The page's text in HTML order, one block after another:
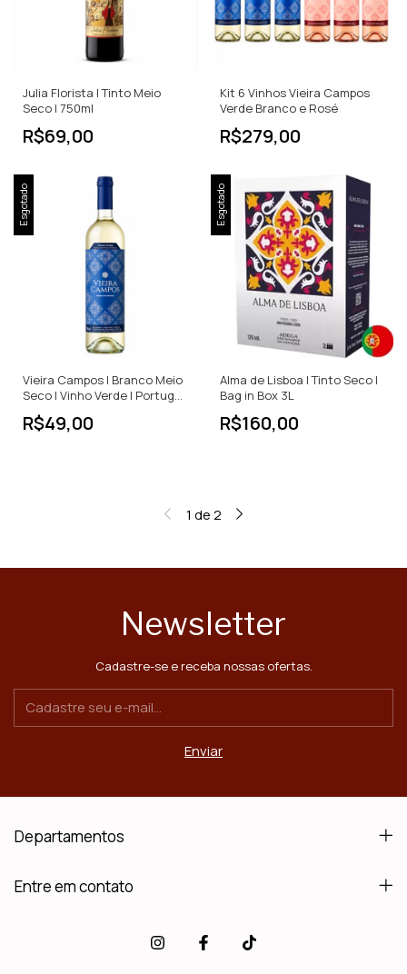
Julia Florista | Tinto Meio
Seco | 750ml
R$69,00
Kit 6 Vinhos Vieira Campos
Verde Branco e Rosé
R$279,00
Esgotado
Vieira Campos | Branco Meio
Seco | Vinho Verde | Portugal
R$49,00
Esgotado
Alma de Lisboa | Tinto Seco |
Bag in Box 3L
R$160,00
1 de2
Newsletter
Cadastre-se e receba nossas ofertas.
Departamentos
Entre em contato